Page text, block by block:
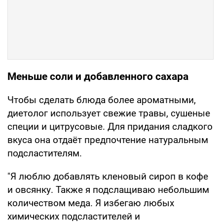
Меньше соли и добавленного сахара
Чтобы сделать блюда более ароматными,
диетолог использует свежие травы, сушеные
специи и цитрусовые. Для придания сладкого
вкуса она отдаёт предпочтение натуральным
подсластителям.
"Я люблю добавлять кленовый сироп в кофе
и овсянку. Также я подслащиваю небольшим
количеством меда. Я избегаю любых
химических подсластителей и